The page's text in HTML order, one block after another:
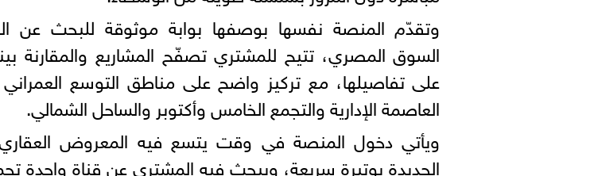
وتقدّم المنصة نفسها بوصفها بوابة موثوقة للبحث عن
السوق المصري، تتيح للمشتري تصفّح المشاريع والمقارنة
على تفاصيلها، مع تركيز واضح على مناطق التوسع
العاصمة الإدارية والتجمع الخامس وأكتوبر والساحل الشمالي.
ويأتي دخول المنصة في وقت يتسع فيه المعروض
الجديدة بوتيرة سريعة، ويبحث فيه المشتري عن قناة واحدة